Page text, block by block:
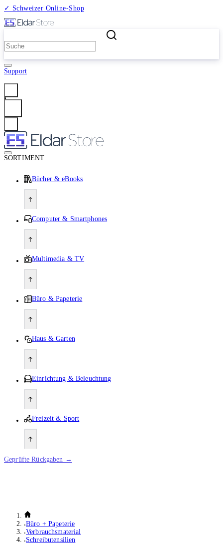
✓ Schweizer Online-Shop
Support
SORTIMENT
Bücher & eBooks
Computer & Smartphones
Multimedia & TV
Büro & Papeterie
Haus & Garten
Einrichtung & Beleuchtung
Freizeit & Sport
Geprüfte Rückgaben →
Büro + Papeterie
Verbrauchsmaterial
Schreibutensilien